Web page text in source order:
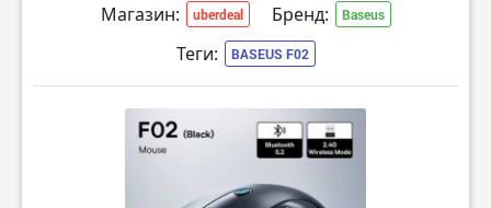
Магазин: uberdeal Бренд: Baseus
Теги: BASEUS F02